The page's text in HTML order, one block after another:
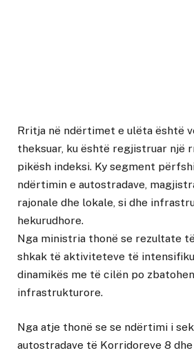
Rritja në ndërtimet e ulëta është
theksuar, ku është regjistruar një
pikësh indeksi. Ky segment
ndërtimin e autostradave,
rajonale dhe lokale, si dhe
hekurudhore.
Nga ministria thonë se rezultate
shkak të aktiviteteve të
dinamikës me të cilën po
infrastrukturore.
Nga atje thonë se se ndërtimi i
autostradave të Korridoreve 8